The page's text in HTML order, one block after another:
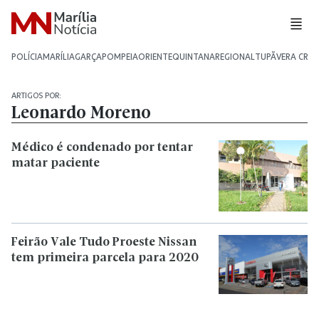
POLÍCIAMARÍLIAGARÇAPOMPEIAORIENTEQUINTANAREGIONALTUPÃVERA CRUZ
ARTIGOS POR:
Leonardo Moreno
Médico é condenado por tentar
matar paciente
Feirão Vale Tudo Proeste Nissan
tem primeira parcela para 2020